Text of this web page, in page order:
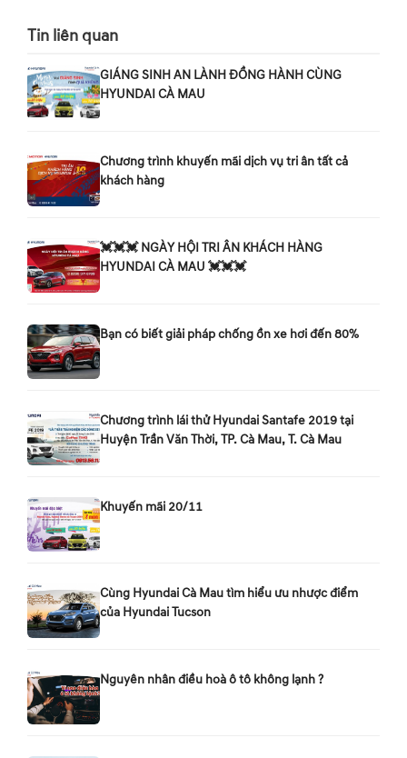
Tin liên quan
GIÁNG SINH AN LÀNH ĐỒNG HÀNH CÙNG
HYUNDAI CÀ MAU
Chương trình khuyến mãi dịch vụ tri ân tất cả
khách hàng
💓💓💓 NGÀY HỘI TRI ÂN KHÁCH HÀNG
HYUNDAI CÀ MAU 💓💓💓
Bạn có biết giải pháp chống ồn xe hơi đến 80%
Chương trình lái thử Hyundai Santafe 2019 tại
Huyện Trần Văn Thời, TP. Cà Mau, T. Cà Mau
Khuyến mãi 20/11
Cùng Hyundai Cà Mau tìm hiểu ưu nhược điểm
của Hyundai Tucson
Nguyên nhân điều hoà ô tô không lạnh ?